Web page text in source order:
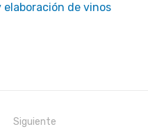
de vinos
Siguiente